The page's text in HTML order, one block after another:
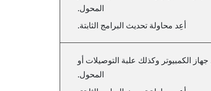
المحول.
أعِد محاولة تحديث البرامج الثابتة.
الكمبيوتر وكذلك علبة التوصيلات أو
المحول.